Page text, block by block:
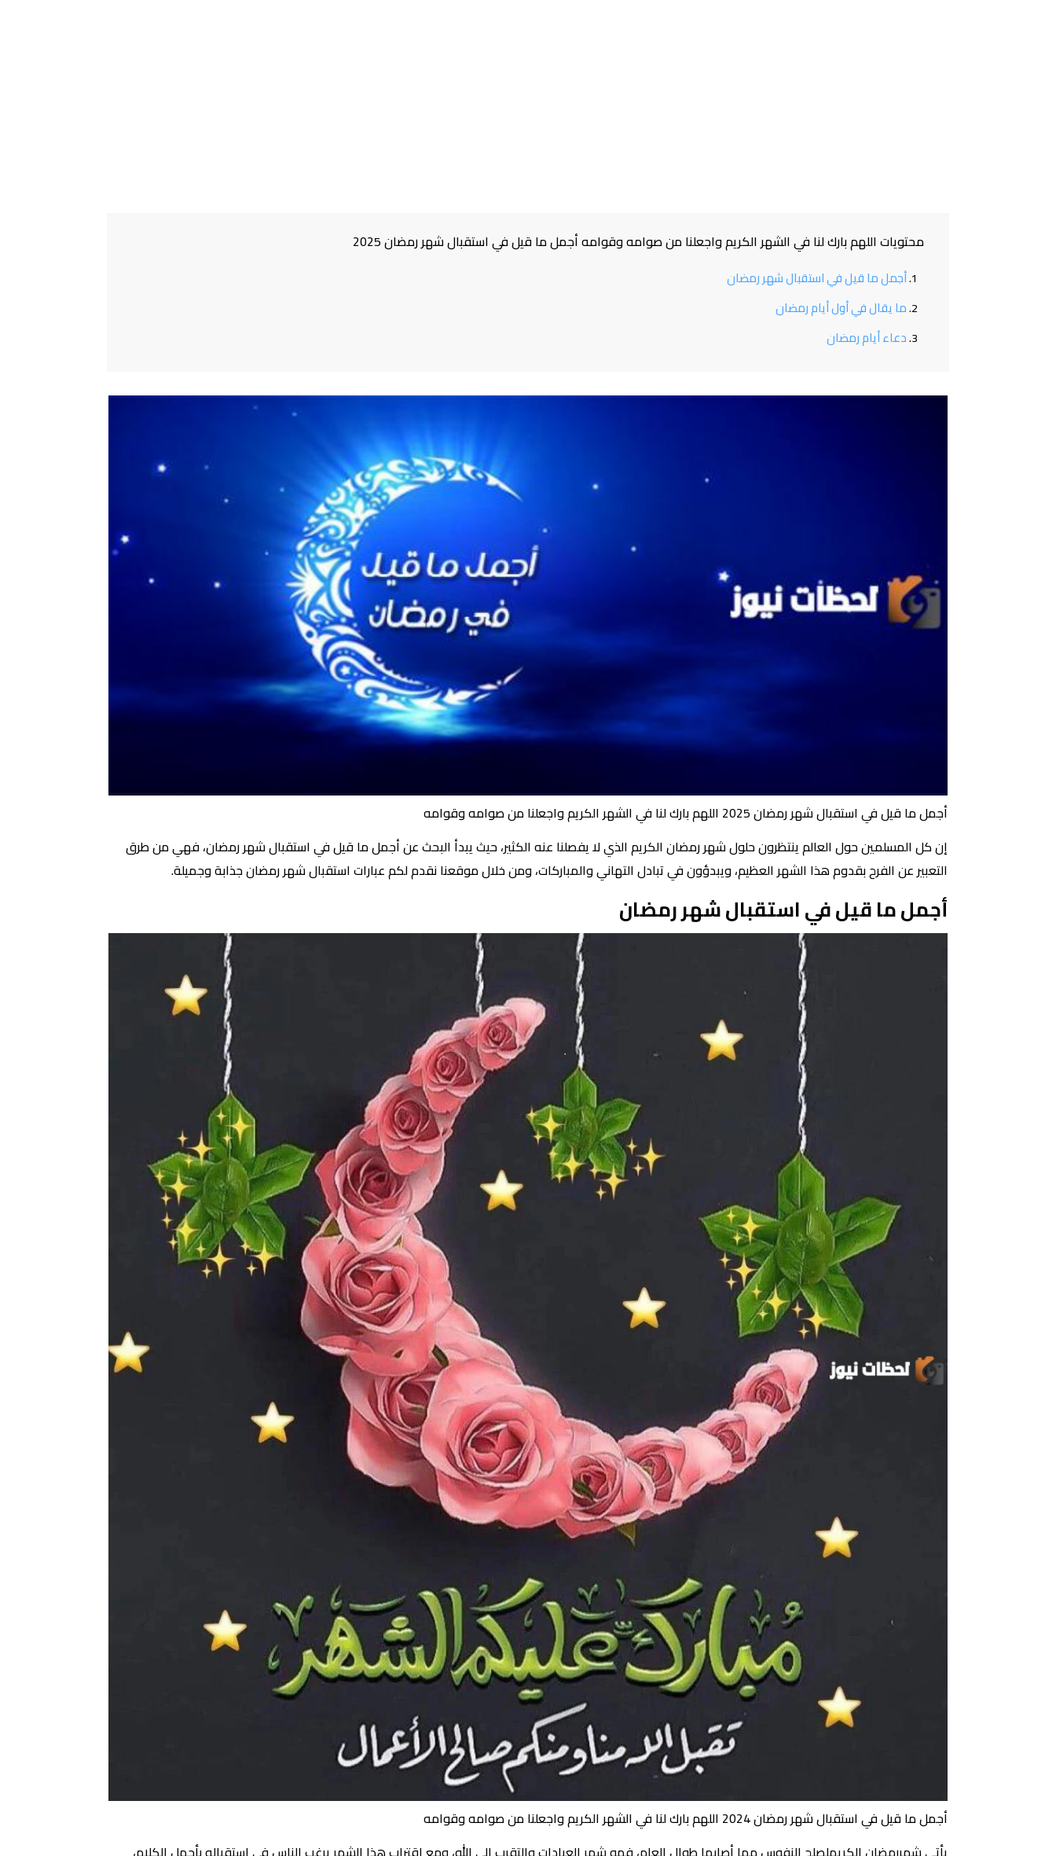
محتويات اللهم بارك لنا في الشهر الكريم واجعلنا من صوامه وقوامه أجمل ما قيل في استقبال شهر رمضان 2025
أجمل ما قيل في استقبال شهر رمضان
ما يقال في أول أيام رمضان
دعاء أيام رمضان
أجمل ما قيل في استقبال شهر رمضان 2025 اللهم بارك لنا في الشهر الكريم واجعلنا من صوامه وقوامه
إن كل المسلمين حول العالم ينتظرون حلول شهر رمضان الكريم الذي لا يفصلنا عنه الكثير، حيث يبدأ البحث عن أجمل ما قيل في استقبال شهر رمضان، فهي من طرق
التعبير عن الفرح بقدوم هذا الشهر العظيم، ويبدؤون في تبادل التهاني والمباركات، ومن خلال موقعنا نقدم لكم عبارات استقبال شهر رمضان جذابة وجميلة.
أجمل ما قيل في استقبال شهر رمضان
أجمل ما قيل في استقبال شهر رمضان 2024 اللهم بارك لنا في الشهر الكريم واجعلنا من صوامه وقوامه